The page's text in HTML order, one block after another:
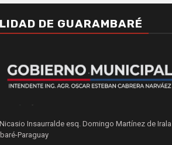
DE GUARAMBARÉ
Insaurralde esq. Domingo Martínez de Irala
Paraguay